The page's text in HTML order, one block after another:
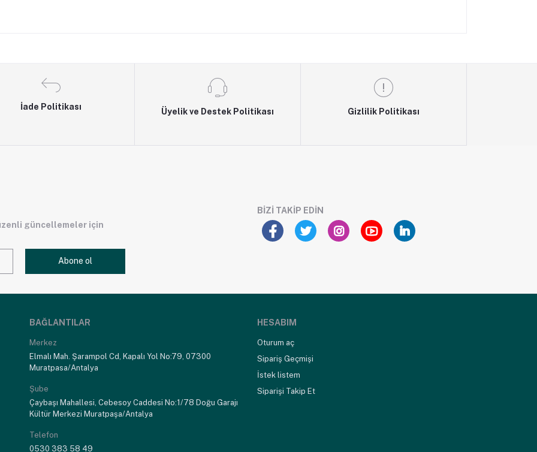
İade Politikası
Üyelik ve Destek Politikası Gizlilik Politikası
güncellemeler için
Abone ol
BIZI TAKIP EDIN
BAĞLANTILAR
Merkez
Elmalı Mah. Şarampol Cd, Kapalı Yol No:79, 07300
Muratpasa/Antalya
Şube
Çaybaşı Mahallesi, Cebesoy Caddesi No:1/78 Doğu Garajı
Kültür Merkezi Muratpaşa/Antalya
Telefon
0530 383 58 49
HESABIM
Oturum aç
Sipariş Geçmişi
İstek listem
Siparişi Takip Et